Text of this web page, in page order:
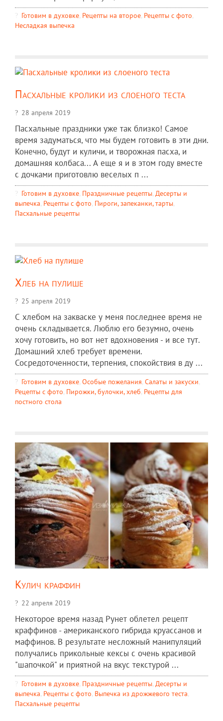
Готовим в духовке, Рецепты на второе, Рецепты c фото,
Несладкая выпечка
Пасхальные кролики из слоеного теста
28 апреля 2019
Пасхальные праздники уже так близко! Самое
время задуматься, что мы будем готовить в эти дни.
Конечно, будут и куличи, и творожная пасха, и
домашняя колбаса... А еще я и в этом году вместе
с дочками приготовлю веселых п ...
Готовим в духовке, Праздничные рецепты, Десерты и
выпечка, Рецепты c фото, Пироги, запеканки, тарты,
Пасхальные рецепты
Хлеб на пулише
25 апреля 2019
С хлебом на закваске у меня последнее время не
очень складывается. Люблю его безумно, очень
хочу готовить, но вот нет вдохновения - и все тут.
Домашний хлеб требует времени.
Сосредоточенности, терпения, спокойствия в ду ...
Готовим в духовке, Особые пожелания, Салаты и закуски,
Рецепты c фото, Пирожки, булочки, хлеб, Рецепты для
постного стола
Кулич краффин
22 апреля 2019
Некоторое время назад Рунет облетел рецепт
краффинов - американского гибрида круассанов и
маффинов. В результате несложный манипуляций
получались прикольные кексы с очень красивой
"шапочкой" и приятной на вкус текстурой ...
Готовим в духовке, Праздничные рецепты, Десерты и
выпечка, Рецепты c фото, Выпечка из дрожжевого теста,
Пасхальные рецепты